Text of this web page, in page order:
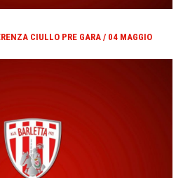
CIULLO PRE GARA / 04 MAGGIO